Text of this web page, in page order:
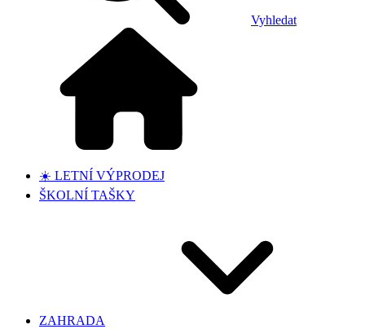
Vyhledat
☀️ LETNÍ VÝPRODEJ
ŠKOLNÍ TAŠKY
ZAHRADA